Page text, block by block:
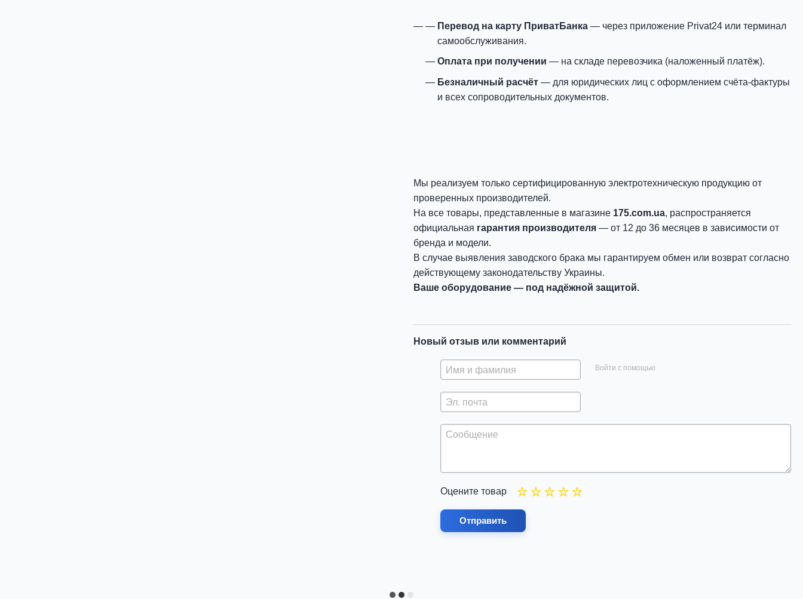
Перевод на карту ПриватБанка — через приложение Privat24 или терминал
самообслуживания.
Оплата при получении — на складе перевозчика (наложенный платёж).
Безналичный расчёт — для юридических лиц с оформлением счёта-фактуры
и всех сопроводительных документов.
Мы реализуем только сертифицированную электротехническую продукцию от
проверенных производителей.
На все товары, представленные в магазине 175.com.ua, распространяется
официальная гарантия производителя — от 12 до 36 месяцев в зависимости от
бренда и модели.
В случае выявления заводского брака мы гарантируем обмен или возврат согласно
действующему законодательству Украины.
Ваше оборудование — под надёжной защитой.
Новый отзыв или комментарий
Войти с помощью
Оцените товар
Отправить